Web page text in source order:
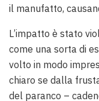
il manufatto,
L’impatto è stato
come una sorta di
volto in modo
chiaro se dalla
del paranco –